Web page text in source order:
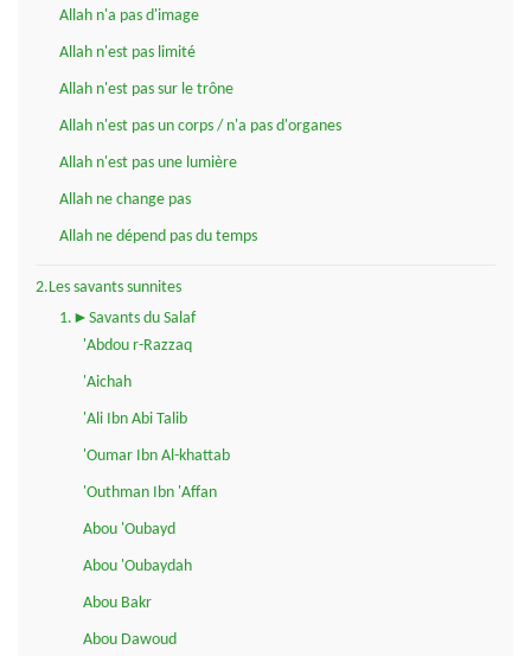
Allah n'a pas d'image
Allah n'est pas limité
Allah n'est pas sur le trône
Allah n'est pas un corps / n'a pas d'organes
Allah n'est pas une lumière
Allah ne change pas
Allah ne dépend pas du temps
2.Les savants sunnites
1.►Savants du Salaf
'Abdou r-Razzaq
'Aichah
'Ali Ibn Abi Talib
'Oumar Ibn Al-khattab
'Outhman Ibn 'Affan
Abou 'Oubayd
Abou 'Oubaydah
Abou Bakr
Abou Dawoud